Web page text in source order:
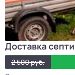
Доставка
2 500 руб.